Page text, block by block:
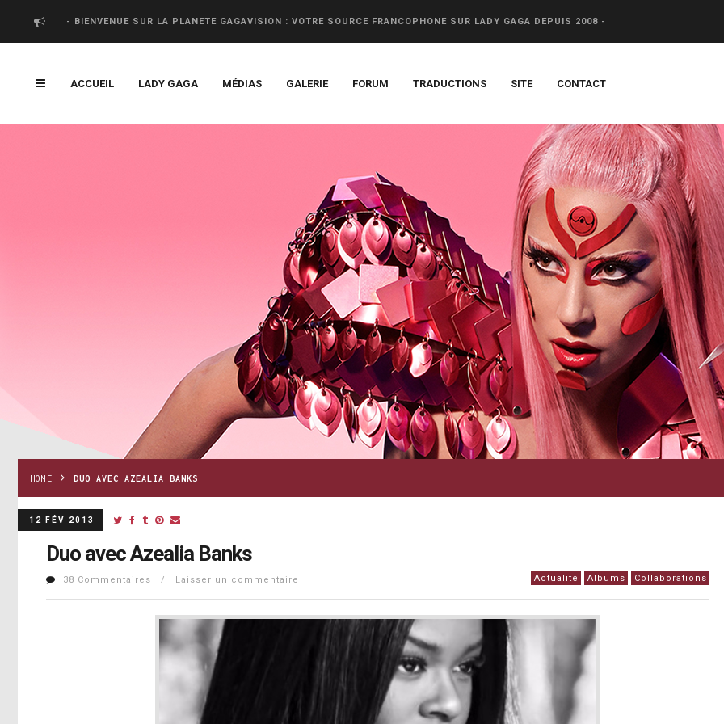
- BIENVENUE SUR LA PLANETE GAGAVISION : VOTRE SOURCE FRANCOPHONE SUR LADY GAGA DEPUIS 2008 -
ACCUEIL LADY GAGA MÉDIAS GALERIE FORUM TRADUCTIONS SITE CONTACT
HOME DUO AVEC AZEALIA BANKS
12 FÉV 2013
Duo avec Azealia Banks
38 Commentaires / Laisser un commentaire Actualité Albums Collaborations